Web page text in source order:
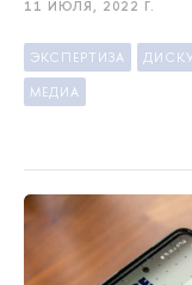
11 ИЮЛЯ, 2022 Г.
ЭКСПЕРТИЗА
МЕДИА